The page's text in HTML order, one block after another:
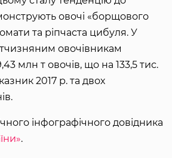
овочі «борщового
та ріпчаста цибуля. У
овочівникам
млн т овочів, що на 133,5 тис.
2017 р. та двох
інфографічного довідника
.